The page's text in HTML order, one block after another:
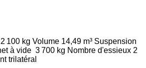
100 kg Volume 14,49 m³ Suspension
à vide 3 700 kg Nombre d'essieux 2
trilatéral